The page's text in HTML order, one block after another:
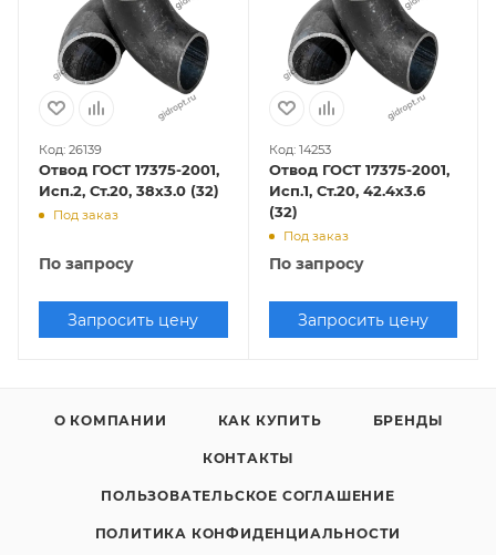
Код: 26139
Отвод ГОСТ 17375-2001,
Исп.2, Ст.20, 38х3.0 (32)
Под заказ
По запросу
Запросить цену
Код: 14253
Отвод ГОСТ 17375-2001,
Исп.1, Ст.20, 42.4х3.6
(32)
Под заказ
По запросу
Запросить цену
О КОМПАНИИ КАК КУПИТЬ БРЕНДЫ
КОНТАКТЫ
ПОЛЬЗОВАТЕЛЬСКОЕ СОГЛАШЕНИЕ
ПОЛИТИКА КОНФИДЕНЦИАЛЬНОСТИ